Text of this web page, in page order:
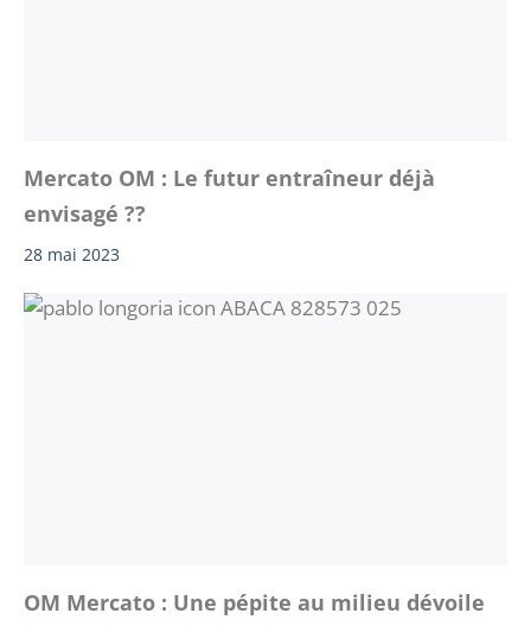
Mercato OM : Le futur entraîneur déjà
envisagé ??
28 mai 2023
OM Mercato : Une pépite au milieu dévoile